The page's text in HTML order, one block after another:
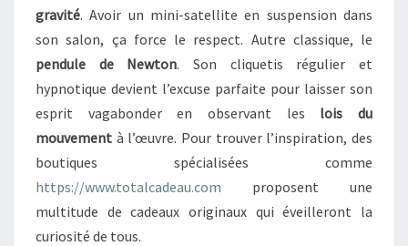
N
T
L
A
U
R
I
O
S
I
gravité. Avoir un mini-satellite en suspension dans
son salon, ça force le respect. Autre classique, le
pendule de Newton. Son cliquetis régulier et
hypnotique devient l’excuse parfaite pour laisser son
esprit vagabonder en observant les lois du
mouvement à l’œuvre. Pour trouver l’inspiration, des
boutiques spécialisées comme
https://www.totalcadeau.com proposent une
multitude de cadeaux originaux qui éveilleront la
curiosité de tous.